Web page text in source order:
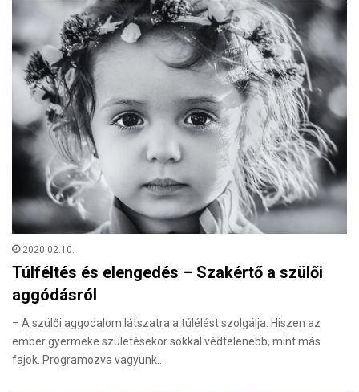
2020.02.10.
Túlféltés és elengedés – Szakértő a szülői
aggódásról
– A szülői aggodalom látszatra a túlélést szolgálja. Hiszen az
ember gyermeke születésekor sokkal védtelenebb, mint más
fajok. Programozva vagyunk…